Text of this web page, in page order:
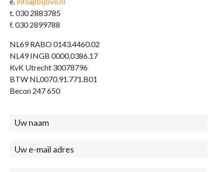
t. 030 2883785
f. 030 2899788
NL69 RABO 0143.4460.02
NL49 INGB 0000.0386.17
KvK Utrecht 30078796
BTW NL0070.91.771.B01
Becon 247 650
Contact